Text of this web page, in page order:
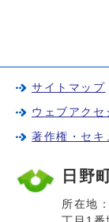
サイトマップ
ウェブアクセ
著作権・セキ
日野
所在地